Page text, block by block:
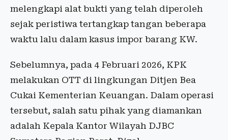
melengkapi alat bukti yang telah diperoleh
sejak peristiwa tertangkap tangan beberapa
waktu lalu dalam kasus impor barang KW.
Sebelumnya, pada 4 Februari 2026, KPK
melakukan OTT di lingkungan Ditjen Bea
Cukai Kementerian Keuangan. Dalam operasi
tersebut, salah satu pihak yang diamankan
adalah Kepala Kantor Wilayah DJBC